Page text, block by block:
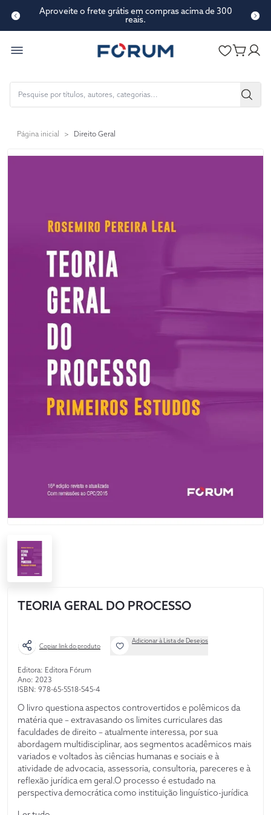
Aproveite o frete grátis em compras acima de 300
reais.
Página inicial > Direito Geral
TEORIA GERAL DO PROCESSO
Copiar link do produto
Adicionar à Lista de Desejos
Editora: Editora Fórum
Ano: 2023
ISBN: 978-65-5518-545-4
O livro questiona aspectos controvertidos e polêmicos da
matéria que – extravasando os limites curriculares das
faculdades de direito – atualmente interessa, por sua
abordagem multidisciplinar, aos segmentos acadêmicos mais
variados e voltados às ciências humanas e sociais e à
atividade de advocacia, assessoria, consultoria, pareceres e à
reflexão jurídica em geral.O processo é estudado na
perspectiva democrática como instituição linguístico-jurídica